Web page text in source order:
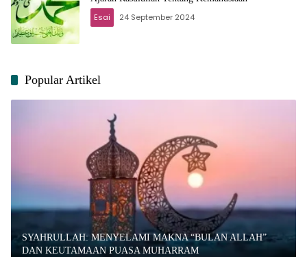
Esai 24 September 2024
Popular Artikel
SYAHRULLAH: MENYELAMI MAKNA “BULAN ALLAH”
DAN KEUTAMAAN PUASA MUHARRAM